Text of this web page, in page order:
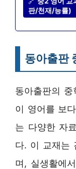
판/천재/능률)
동아출판
동아출판의
이 영어를 보
는 다양한 자
다. 이 교재는
며, 실생활에